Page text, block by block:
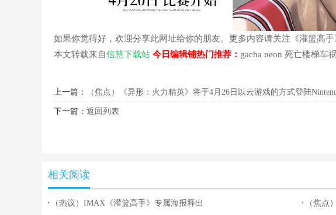
如果你觉得好，欢迎分享此网址给你的朋友。更多内容请关注《灌篮高手
本文转载来自信慧下载站 今日编辑铺热门推荐： gacha neon 死亡楼梯车
上一篇： （焦点）《异形：火力精英》将于4月26日以云游戏的方式登陆
下一篇： 返回列表
相关阅读
（热议）IMAX《灌篮高手》专属海报释出
（焦点